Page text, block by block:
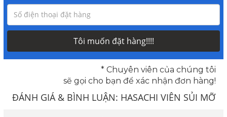
Tôi muốn đặt hàng!!!!
* Chuyên viên của chúng tôi
sẽ gọi cho bạn để xác nhận đơn hàng!
ĐÁNH GIÁ & BÌNH LUẬN: HASACHI VIÊN SỦI MỠ